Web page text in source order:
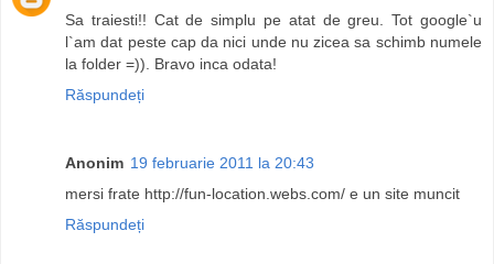
Sa traiesti!! Cat de simplu pe atat de greu. Tot google`u
l`am dat peste cap da nici unde nu zicea sa schimb numele
la folder =)). Bravo inca odata!
Răspundeți
Anonim 19 februarie 2011 la 20:43
mersi frate http://fun-location.webs.com/ e un site muncit
Răspundeți